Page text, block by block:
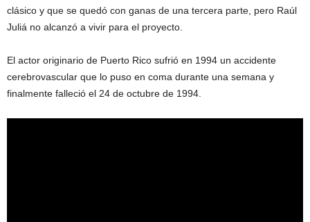
clásico y que se quedó con ganas de una tercera parte, pero Raúl
Juliá no alcanzó a vivir para el proyecto.
El actor originario de Puerto Rico sufrió en 1994 un accidente
cerebrovascular que lo puso en coma durante una semana y
finalmente falleció el 24 de octubre de 1994.